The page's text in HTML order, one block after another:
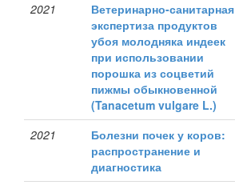
2021
Ветеринарно-санитарная
экспертиза продуктов
убоя молодняка индеек
при использовании
порошка из соцветий
пижмы обыкновенной
(Tanacetum vulgare L.)
2021
Болезни почек у коров:
распространение и
диагностика